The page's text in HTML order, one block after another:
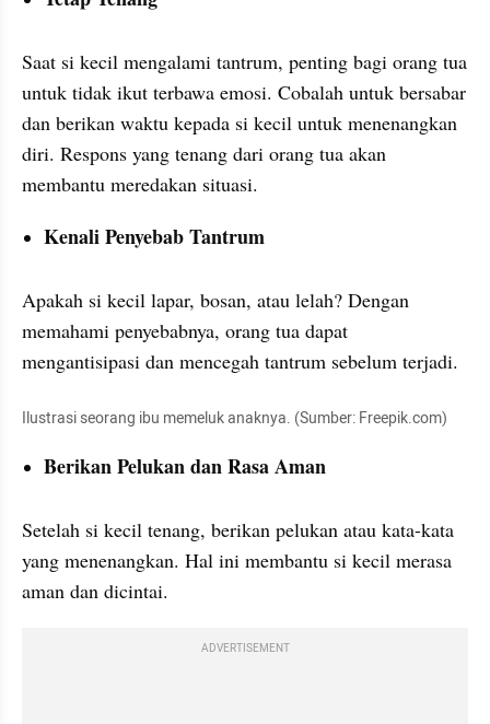
Saat si kecil mengalami tantrum, penting bagi orang tua
untuk tidak ikut terbawa emosi. Cobalah untuk bersabar
dan berikan waktu kepada si kecil untuk menenangkan
diri. Respons yang tenang dari orang tua akan
membantu meredakan situasi.
Kenali Penyebab Tantrum
Apakah si kecil lapar, bosan, atau lelah? Dengan
memahami penyebabnya, orang tua dapat
mengantisipasi dan mencegah tantrum sebelum terjadi.
Ilustrasi seorang ibu memeluk anaknya. (Sumber: Freepik.com)
Berikan Pelukan dan Rasa Aman
Setelah si kecil tenang, berikan pelukan atau kata-kata
yang menenangkan. Hal ini membantu si kecil merasa
aman dan dicintai.
ADVERTISEMENT